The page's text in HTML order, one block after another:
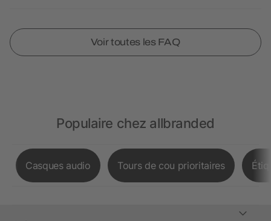
Voir toutes les FAQ
Populaire chez allbranded
Casques audio Tours de cou prioritaires